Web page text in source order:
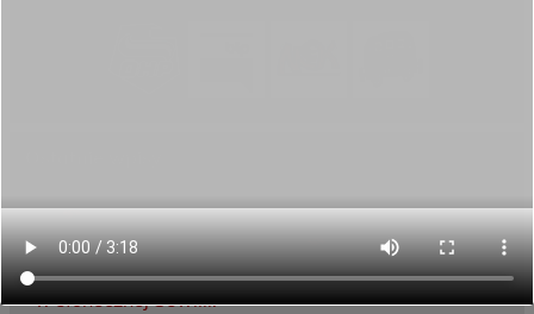
Porozumienie o współpracy z 16 Dolnośląską
Brygadą Obrony Terytorialnej
Zakończyliśmy dwutygodniowy staż zawodowy
w słonecznej Sewilli!